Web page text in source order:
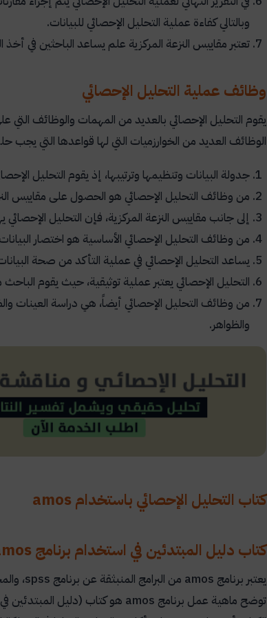
وبالتالي كفاءة عملية التحليل الإحصائي للبيانات.
تعتبر مقاييس النزعة المركزية علم يساعد الباحثين في أخذ
وظائف عملية التحليل الإحصائي
يقوم التحليل الإحصائي بالعديد من المهمات والوظائف
الوظائف العديد من الخوارزميات التي لها قواعدها التي
جدولة البيانات وتنظيمها وترتيبها، إذ يقوم التحليل
من وظائف التحليل الإحصائي هو الحصول على مقاييس
إلى جانب مقاييس النزعة المركزية، فإن التحليل
من وظائف التحليل الإحصائي الأساسية هو اختصار
يساعد التحليل الإحصائي في عملية التأكد من صحة
التحليل الإحصائي يعتبر عملية توثيقية، حيث يقوم
من وظائف التحليل الإحصائي أيضاً، هي دراسة العينات
والظواهر.
كتاب التحليل الإحصائي باستخدام amos
كتاب دليل المبتدئين في استخدام برنامج amos لإجراء عملية التحليل الإحصائي:
يعتبر برنامج amos من البرامج المنبثقة عن برنامج spss،
توضح ماهية عمل برنامج amos هو كتاب (دليل المبتدئين